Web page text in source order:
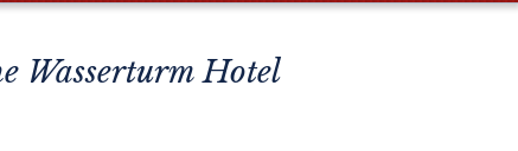
Wasserturm Hotel